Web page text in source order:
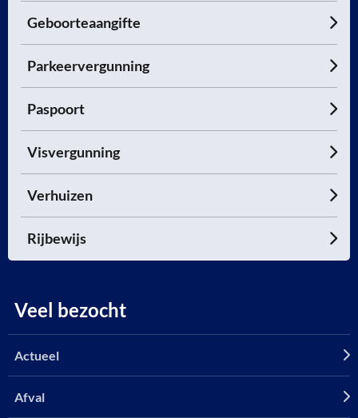
Geboorteaangifte
Parkeervergunning
Paspoort
Visvergunning
Verhuizen
Rijbewijs
Veel bezocht
Actueel
Afval